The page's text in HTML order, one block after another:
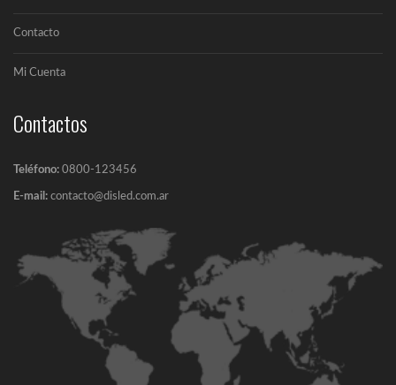
Contacto
Mi Cuenta
Contactos
Teléfono: 0800-123456
E-mail: contacto@disled.com.ar